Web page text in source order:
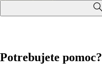
Potrebujete pomoc?